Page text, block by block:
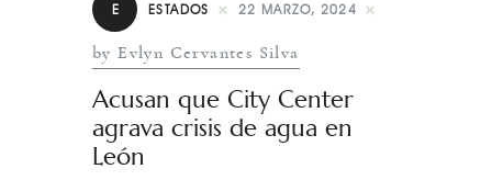
E ESTADOS 22 MARZO, 2024
by Evlyn Cervantes Silva
Acusan que City Center
agrava crisis de agua en
León